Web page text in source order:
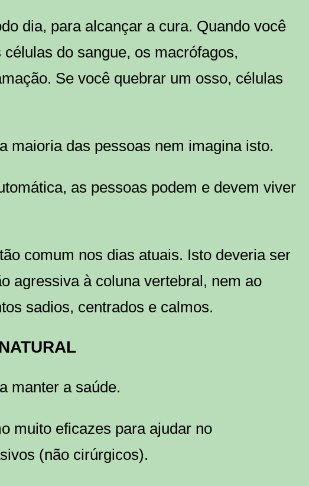
dia, para alcançar a cura. Quando você
do sangue, os macrófagos,
Se você quebrar um osso, células
maioria das pessoas nem imagina isto.
as pessoas podem e devem viver
comum nos dias atuais. Isto deveria ser
agressiva à coluna vertebral, nem ao
sadios, centrados e calmos.
manter a saúde.
muito eficazes para ajudar no
(não cirúrgicos).